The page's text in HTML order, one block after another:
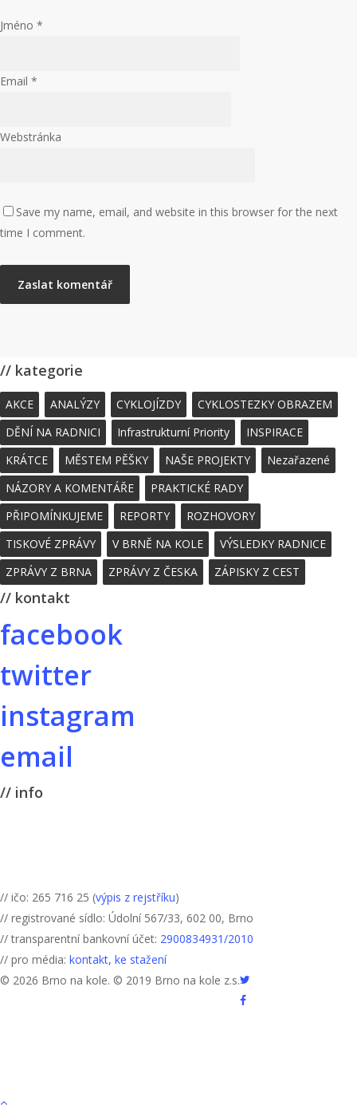
Jméno *
Email *
Webstránka
Save my name, email, and website in this browser for the next
time I comment.
// kategorie
AKCE ANALÝZY CYKLOJÍZDY
CYKLOSTEZKY OBRAZEM
DĚNÍ NA RADNICI
Infrastrukturní Priority
INSPIRACE
KRÁTCE
MĚSTEM PĚŠKY NAŠE PROJEKTY
Nezařazené
NÁZORY A KOMENTÁŘE
PRAKTICKÉ RADY
PŘIPOMÍNKUJEME
REPORTY
ROZHOVORY
TISKOVÉ ZPRÁVY
V BRNĚ NA KOLE
VÝSLEDKY RADNICE
ZPRÁVY Z BRNA
ZPRÁVY Z ČESKA ZÁPISKY Z CEST
// kontakt
facebook
twitter
instagram
email
// info
// ičo: 265 716 25 (výpis z rejstříku)
// registrované sídlo: Údolní 567/33, 602 00, Brno
// transparentní bankovní účet: 2900834931/2010
// pro média: kontakt, ke stažení
© 2026 Brno na kole. © 2019 Brno na kole z.s.twitter
facebook